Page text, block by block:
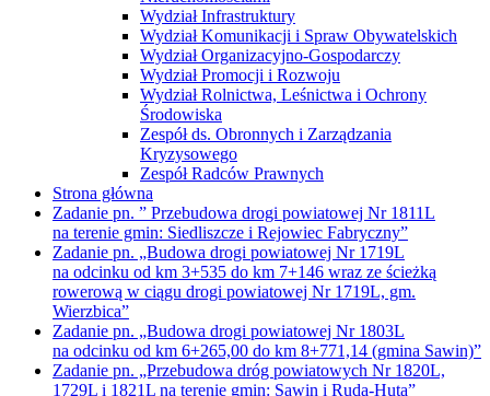
Wydział Geodezji, Kartografii i Gospodarki
Nieruchomościami
Wydział Infrastruktury
Wydział Komunikacji i Spraw Obywatelskich
Wydział Organizacyjno-Gospodarczy
Wydział Promocji i Rozwoju
Wydział Rolnictwa, Leśnictwa i Ochrony
Środowiska
Zespół ds. Obronnych i Zarządzania
Kryzysowego
Zespół Radców Prawnych
Strona główna
Zadanie pn. ” Przebudowa drogi powiatowej Nr 1811L
na terenie gmin: Siedliszcze i Rejowiec Fabryczny”
Zadanie pn. „Budowa drogi powiatowej Nr 1719L
na odcinku od km 3+535 do km 7+146 wraz ze ścieżką
rowerową w ciągu drogi powiatowej Nr 1719L, gm.
Wierzbica”
Zadanie pn. „Budowa drogi powiatowej Nr 1803L
na odcinku od km 6+265,00 do km 8+771,14 (gmina Sawin)”